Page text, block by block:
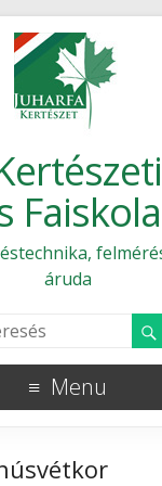
Faiskola
áruda
Menu